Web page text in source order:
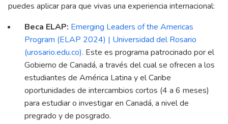
puedes aplicar para que vivas una experiencia internacional:
Beca ELAP: Emerging Leaders of the Americas
Program (ELAP 2024) | Universidad del Rosario
(urosario.edu.co). Este es programa patrocinado por el
Gobierno de Canadá, a través del cual se ofrecen a los
estudiantes de América Latina y el Caribe
oportunidades de intercambios cortos (4 a 6 meses)
para estudiar o investigar en Canadá, a nivel de
pregrado y de posgrado.